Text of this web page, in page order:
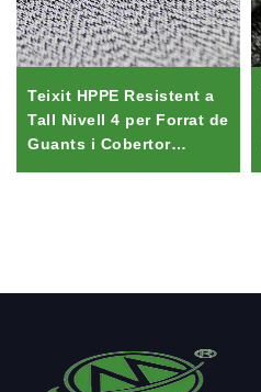
Teixit HPPE Resistent a
Tall Nivell 4 per Forrat de
Guants i Cobertor
d'Espejos de Cotxe |